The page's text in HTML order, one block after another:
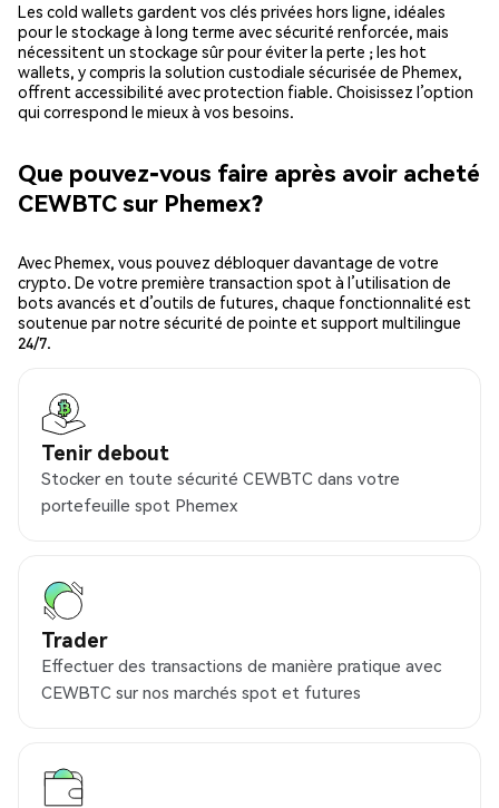
Les cold wallets gardent vos clés privées hors ligne, idéales
pour le stockage à long terme avec sécurité renforcée, mais
nécessitent un stockage sûr pour éviter la perte ; les hot
wallets, y compris la solution custodiale sécurisée de Phemex,
offrent accessibilité avec protection fiable. Choisissez l’option
qui correspond le mieux à vos besoins.
Que pouvez-vous faire après avoir acheté
CEWBTC sur Phemex?
Avec Phemex, vous pouvez débloquer davantage de votre
crypto. De votre première transaction spot à l’utilisation de
bots avancés et d’outils de futures, chaque fonctionnalité est
soutenue par notre sécurité de pointe et support multilingue
24/7.
Tenir debout
Stocker en toute sécurité CEWBTC dans votre
portefeuille spot Phemex
Trader
Effectuer des transactions de manière pratique avec
CEWBTC sur nos marchés spot et futures